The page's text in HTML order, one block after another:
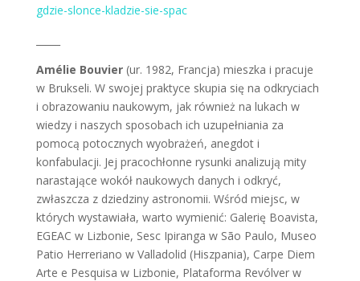
gdzie-slonce-kladzie-sie-spac
Amélie Bouvier(ur. 1982, Francja) mieszka i pracuje
w Brukseli. W swojej praktyce skupia się na odkryciach
i obrazowaniu naukowym, jak również na lukach w
wiedzy i naszych sposobach ich uzupełniania za
pomocą potocznych wyobrażeń, anegdot i
konfabulacji. Jej pracochłonne rysunki analizują mity
narastające wokół naukowych danych i odkryć,
zwłaszcza z dziedziny astronomii. Wśród miejsc, w
których wystawiała, warto wymienić: Galerię Boavista,
EGEAC w Lizbonie, Sesc Ipiranga w São Paulo, Museo
Patio Herreriano w Valladolid (Hiszpania), Carpe Diem
Arte e Pesquisa w Lizbonie, Plataforma Revólver w